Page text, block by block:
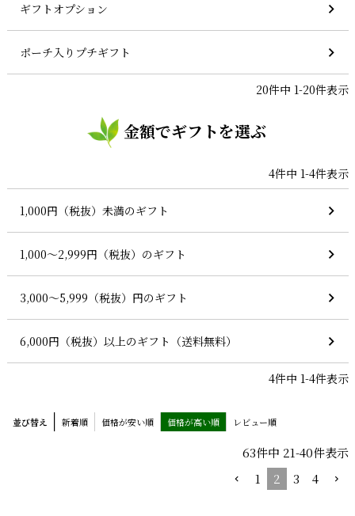
ギフトオプション
ポーチ入りプチギフト
20件中 1-20件表示
金額でギフトを選ぶ
4件中 1-4件表示
1,000円（税抜）未満のギフト
1,000～2,999円（税抜）のギフト
3,000～5,999（税抜）円のギフト
6,000円（税抜）以上のギフト（送料無料）
4件中 1-4件表示
並び替え 新着順 価格が安い順 価格が高い順 レビュー順
63件中 21-40件表示
1
2 3 4